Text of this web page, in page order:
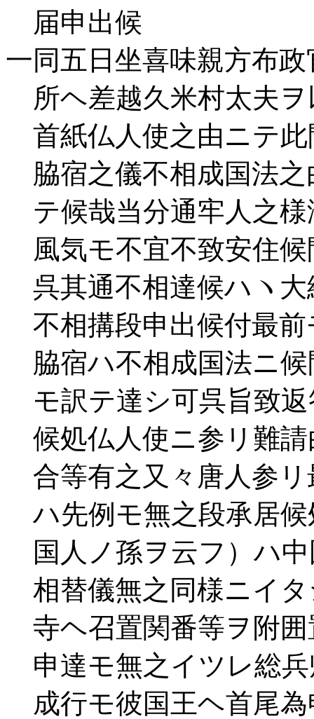
届申出候
一同五日坐喜味親方布
所ヘ差越久米村太夫ヲ
首紙仏人使之由ニテ此
脇宿之儀不相成国法之
テ候哉当分通牢人之様
風気モ不宜不致安住候
呉其通不相達候ハヽ大
不相搆段申出候付最前
脇宿ハ不相成国法ニ候
モ訳テ達シ可呉旨致返
候処仏人使ニ参リ難請
合等有之又々唐人参リ
ハ先例モ無之段承居候
国人ノ孫ヲ云フ）ハ
相替儀無之同様ニイタ
寺ヘ召置関番等ヲ附囲
申達モ無之イツレ総兵
成行モ彼国王ヘ首尾為